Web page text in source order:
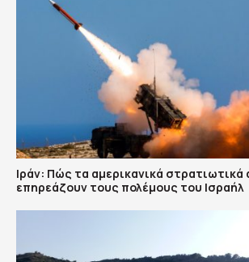
Ιράν: Πώς τα αμερικανικά
επηρεάζουν τους πολέμους του Ισραήλ